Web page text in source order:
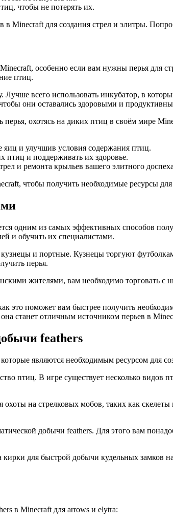
чтобы не потерять их.
Minecraft для создания стрел и элитры.
особенно если вам нужны перья для
птиц.
Лучше всего использовать инкубатор, в
они оставались здоровыми и
охотясь на диких птиц в своём мире
и улучшив условия содержания птиц.
птиц и поддерживать их здоровье.
и ремонта крыльев вашего элитного
чтобы получить необходимые ресурсы
одним из самых эффективных способов
и обучить их специалистами.
и портные. Кузнецы торгуют
перья.
жителями, вам необходимо торговать
это поможет вам быстрее получить
станет отличным источником перьев в
feathers
являются необходимым ресурсом для
птиц. В игре существует несколько видов
на стрелковых мобов, таких как
добычи feathers. Для этого вам
для быстрой добычи кудельных
в Minecraft для arrows и elytra: